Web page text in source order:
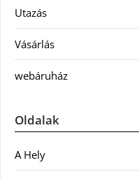
Utazás
Vásárlás
webáruház
Oldalak
A Hely